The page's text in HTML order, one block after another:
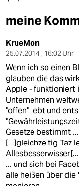
verlag
veranstaltungen
shop
fragen & hilfe
unterstützen
abo
genossenschaft
meine
KrueMon
25.07.2014 , 16:02 Uhr
Wenn ich so einen
glauben die das
Apple - funktioniert
Unternehmen
"offen" lebt und
Gesetze bestimmt ...
[...]gleichzeitig Taz
... und sich bei
alle heißen über die